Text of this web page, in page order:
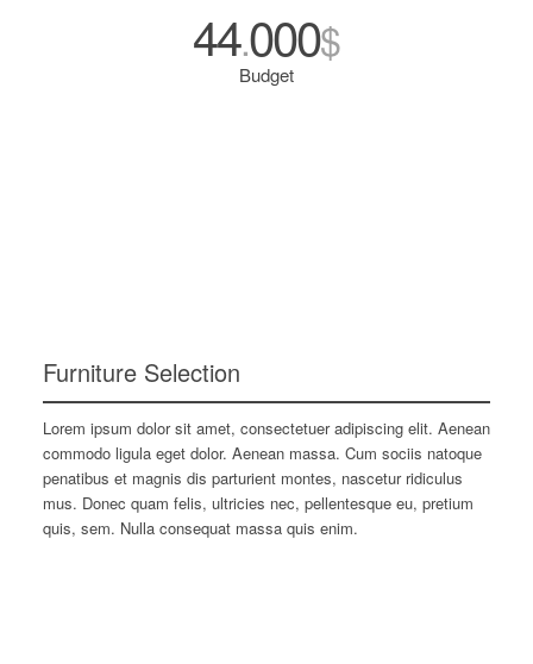
44.000$
Budget
Furniture Selection
Lorem ipsum dolor sit amet, consectetuer adipiscing elit. Aenean
commodo ligula eget dolor. Aenean massa. Cum sociis natoque
penatibus et magnis dis parturient montes, nascetur ridiculus
mus. Donec quam felis, ultricies nec, pellentesque eu, pretium
quis, sem. Nulla consequat massa quis enim.